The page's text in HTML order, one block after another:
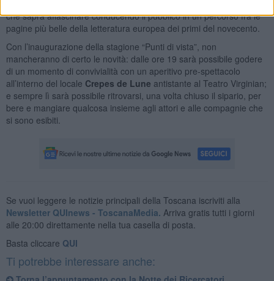
che saprà affascinare conducendo il pubblico in un percorso fra le
pagine più belle della letteratura europea dei primi del novecento.
Con l’inaugurazione della stagione “Punti di vista”, non
mancheranno di certo le novità: dalle ore 19 sarà possibile godere
di un momento di convivialità con un aperitivo pre-spettacolo
all’interno del locale Crepes de Lune antistante al Teatro Virginian;
e sempre lì sarà possibile ritrovarsi, una volta chiuso il sipario, per
bere e mangiare qualcosa insieme agli attori e alle compagnie che
si sono esibiti.
Se vuoi leggere le notizie principali della Toscana iscriviti alla
Newsletter QUInews - ToscanaMedia. Arriva gratis tutti i giorni
alle 20:00 direttamente nella tua casella di posta.
Basta cliccare QUI
Ti potrebbe interessare anche: